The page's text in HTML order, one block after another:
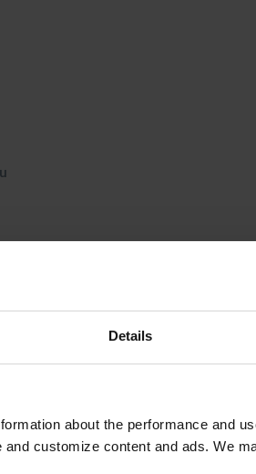
Details
about the performance and
customize content and ads. We
a tradicí.